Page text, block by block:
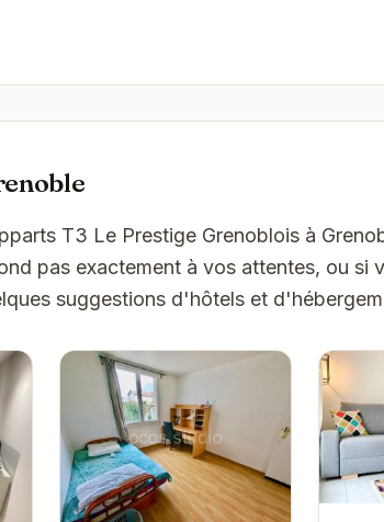
T3 Le Prestige Grenoblois à
pas exactement à vos attentes, ou si
suggestions d'hôtels et